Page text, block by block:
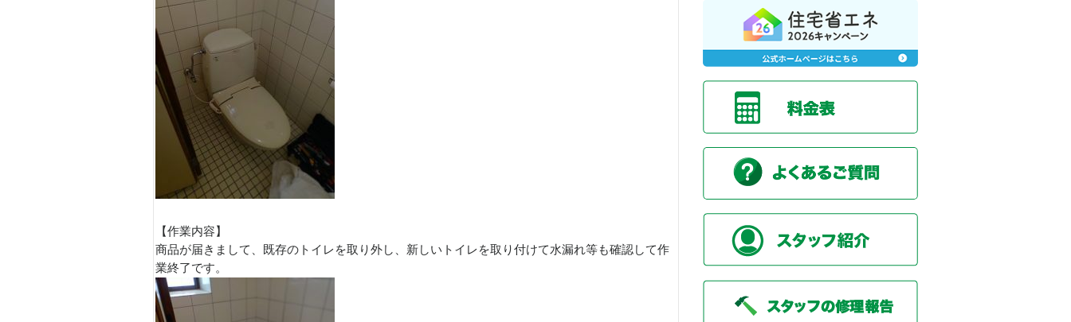
【作業内容】
商品が届きまして、既存のトイレを取り外し、新しいトイレを取り付けて水漏れ等も確認して作
業終了です。